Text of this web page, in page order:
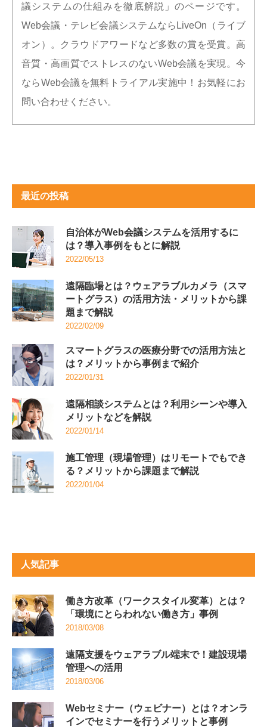
議システムの仕組みを徹底解説」のページです。
Web会議・テレビ会議システムならLiveOn（ライブ
オン）。クラウドアワードなど多数の賞を受賞。高
音質・高画質でストレスのないWeb会議を実現。今
ならWeb会議を無料トライアル実施中！お気軽にお
問い合わせください。
最近の投稿
自治体がWeb会議システムを活用するに
は？導入事例をもとに解説
2022/05/13
遠隔臨場とは？ウェアラブルカメラ（スマ
ートグラス）の活用方法・メリットから課
題まで解説
2022/02/09
スマートグラスの医療分野での活用方法と
は？メリットから事例まで紹介
2022/01/31
遠隔相談システムとは？利用シーンや導入
メリットなどを解説
2022/01/14
施工管理（現場管理）はリモートでもでき
る？メリットから課題まで解説
2022/01/04
人気記事
働き方改革（ワークスタイル変革）とは？
「環境にとらわれない働き方」事例
2018/03/08
遠隔支援をウェアラブル端末で！建設現場
管理への活用
2018/03/06
Webセミナー（ウェビナー）とは？オンラ
インでセミナーを行うメリットと事例